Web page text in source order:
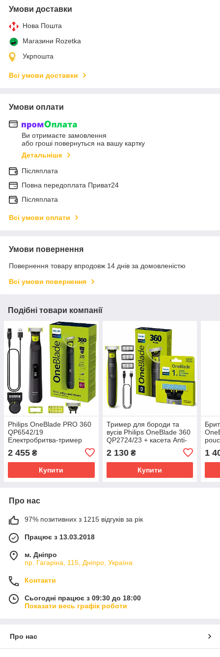
Умови доставки
Нова Пошта
Магазини Rozetka
Укрпошта
Всі умови доставки
Умови оплати
Ви отримаєте замовлення
або гроші повернуться на вашу картку
Детальніше
Післяплата
Повна передоплата Приват24
Післяплата
Всі умови оплати
Умови повернення
Повернення товару впродовж 14 днів за домовленістю
Всі умови повернення
Подібні товари компанії
Philips OneBlade PRO 360
QP6542/19
Електробритва-тример
для обличчя та тіла 03383
2 455 ₴
Купити
Тример для бороди та
вусів Philips OneBlade 360
QP2724/23 + касета Anti-
2 130₴
Купити
1
Про нас
97% позитивних з 1215 відгуків за рік
Працює з 13.03.2018
м. Дніпро
пр. Гагаріна, 115, Дніпро, Україна
Контакти
Сьогодні працює з 09:30 до 18:00
Показати весь графік роботи
Про нас